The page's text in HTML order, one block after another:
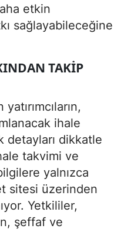
etkin
sağlayabileceğine
TAKIP
ihale
detayları dikkatle
takvimi ve
yalnızca
sitesi üzerinden
Yetkililer,
şeffaf ve